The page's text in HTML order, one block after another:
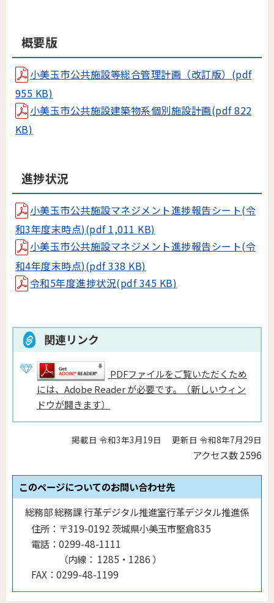
概要版
小美玉市公共施設等総合管理計画（改訂版）(pdf
955 KB)
小美玉市公共施設建築物系個別施設計画(pdf 822
KB)
進捗状況
小美玉市公共施設マネジメント進捗報告シート(令
和3年度末時点)(pdf 1,011 KB)
小美玉市公共施設マネジメント進捗報告シート(令
和4年度末時点)(pdf 338 KB)
令和5年度進捗状況(pdf 345 KB)
関連リンク
PDFファイルをご覧いただくため
には、Adobe Reader が必要です。（新しいウィン
ドウが開きます）
掲載日 令和3年3月19日 更新日 令和8年7月29日
アクセス数2596
このページについてのお問い合わせ先
総務部 総務課 行革デジタル推進室行革デジタル推進係
住所： 〒319-0192 茨城県小美玉市堅倉835
電話： 0299-48-1111
（内線 ： 1285・1286 ）
FAX： 0299-48-1199